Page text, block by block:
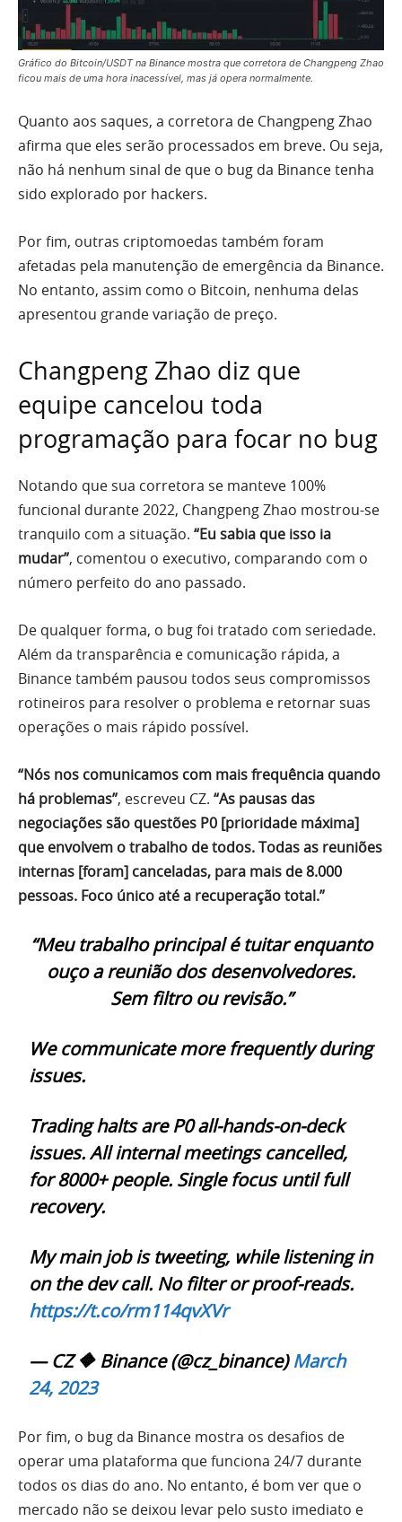
Gráfico do Bitcoin/USDT na Binance mostra que corretora de Changpeng Zhao
ficou mais de uma hora inacessível, mas já opera normalmente.
Quanto aos saques, a corretora de Changpeng Zhao
afirma que eles serão processados em breve. Ou seja,
não há nenhum sinal de que o bug da Binance tenha
sido explorado por hackers.
Por fim, outras criptomoedas também foram
afetadas pela manutenção de emergência da Binance.
No entanto, assim como o Bitcoin, nenhuma delas
apresentou grande variação de preço.
Changpeng Zhao diz que
equipe cancelou toda
programação para focar no bug
Notando que sua corretora se manteve 100%
funcional durante 2022, Changpeng Zhao mostrou-se
tranquilo com a situação. “Eu sabia que isso ia
mudar”, comentou o executivo, comparando com o
número perfeito do ano passado.
De qualquer forma, o bug foi tratado com seriedade.
Além da transparência e comunicação rápida, a
Binance também pausou todos seus compromissos
rotineiros para resolver o problema e retornar suas
operações o mais rápido possível.
“Nós nos comunicamos com mais frequência quando
há problemas”, escreveu CZ. “As pausas das
negociações são questões P0 [prioridade máxima]
que envolvem o trabalho de todos. Todas as reuniões
internas [foram] canceladas, para mais de 8.000
pessoas. Foco único até a recuperação total.”
“Meu trabalho principal é tuitar enquanto
ouço a reunião dos desenvolvedores.
Sem filtro ou revisão.”
We communicate more frequently during
issues.
Trading halts are P0 all-hands-on-deck
issues. All internal meetings cancelled,
for 8000+ people. Single focus until full
recovery.
My main job is tweeting, while listening in
on the dev call. No filter or proof-reads.
https://t.co/rm114qvXVr
— CZ 🔶 Binance (@cz_binance)March
24, 2023
Por fim, o bug da Binance mostra os desafios de
operar uma plataforma que funciona 24/7 durante
todos os dias do ano. No entanto, é bom ver que o
mercado não se deixou levar pelo susto imediato e